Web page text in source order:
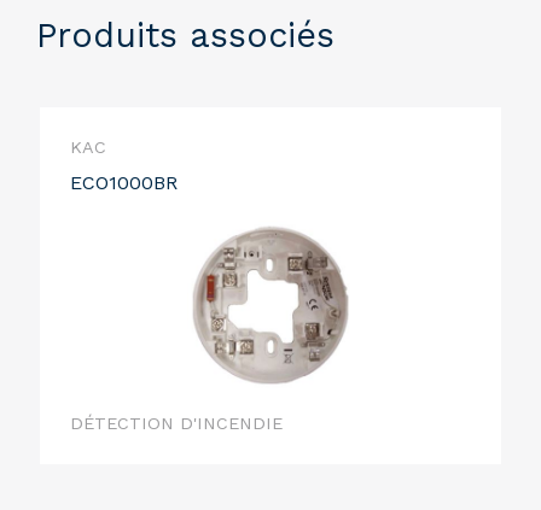
Produits associés
KAC
ECO1000BR
DÉTECTION D'INCENDIE